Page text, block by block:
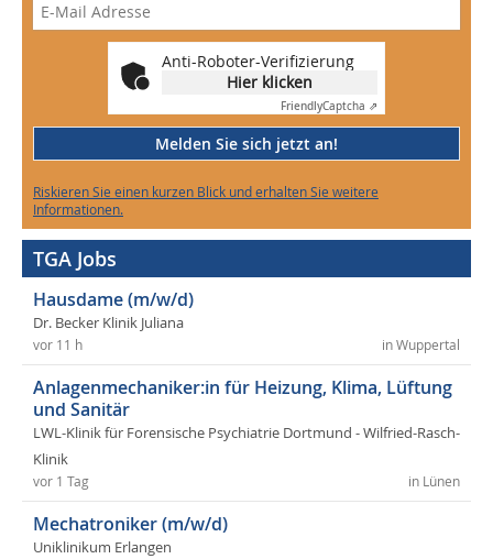
Anti-Roboter-Verifizierung
Hier klicken
FriendlyCaptcha ⇗
Melden Sie sich jetzt an!
Riskieren Sie einen kurzen Blick und erhalten Sie weitere
Informationen.
TGA Jobs
Hausdame (m/w/d)
Dr. Becker Klinik Juliana
in Wuppertal
vor 11 h
Anlagenmechaniker:in für Heizung, Klima, Lüftung
und Sanitär
LWL-Klinik für Forensische Psychiatrie Dortmund - Wilfried-Rasch-
Klinik
in Lünen
vor 1 Tag
Mechatroniker (m/w/d)
Uniklinikum Erlangen